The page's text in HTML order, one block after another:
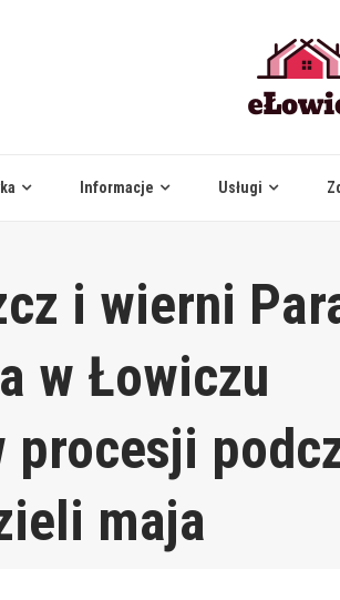
Informacje Usługi
i wierni
w Łowiczu
maja